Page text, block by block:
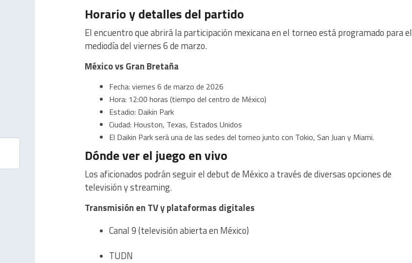
Horario y detalles del partido
El encuentro que abrirá la participación mexicana en el torneo está programado para el
mediodía del viernes 6 de marzo.
México vs Gran Bretaña
Fecha: viernes 6 de marzo de 2026
Hora: 12:00 horas (tiempo del centro de México)
Estadio: Daikin Park
Ciudad: Houston, Texas, Estados Unidos
El Daikin Park será una de las sedes del torneo junto con Tokio, San Juan y Miami.
Dónde ver el juego en vivo
Los aficionados podrán seguir el debut de México a través de diversas opciones de
televisión y streaming.
Transmisión en TV y plataformas digitales
Canal 9 (televisión abierta en México)
TUDN